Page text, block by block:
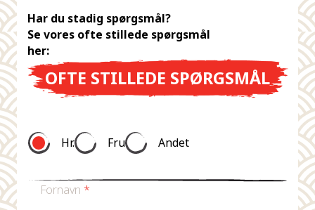
Har du stadig spørgsmål?
Se vores ofte stillede spørgsmål
her:
OFTE STILLEDE SPØRGSMÅL
Hr. Fru Andet
Fornavn *